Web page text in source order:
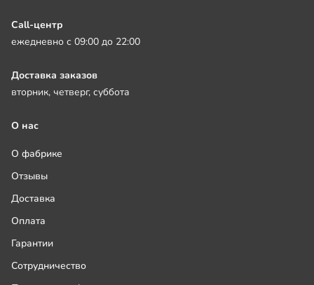
Call-центр
ежедневно с 09:00 до 22:00
Доставка заказов
вторник, четверг, суббота
О нас
О фабрике
Отзывы
Доставка
Оплата
Гарантии
Сотрудничество